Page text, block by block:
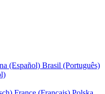
(Español) Brasil (Português)